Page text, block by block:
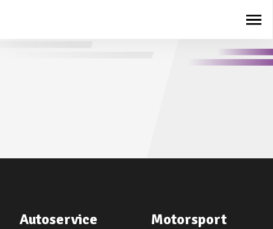
Autoservice Motorsport